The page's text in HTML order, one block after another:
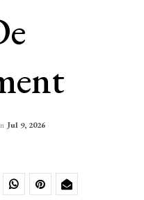
Jul 9, 2026